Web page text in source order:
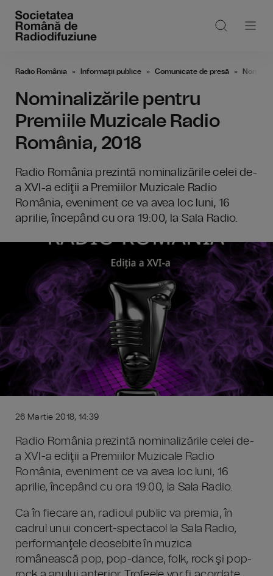
Radio România Informaţii publice Comunicate de presă
Nominalizările pentru
Premiile Muzicale Radio
România, 2018
Radio România prezintă nominalizările celei de-
a XVI-a ediţii a Premiilor Muzicale Radio
România, eveniment ce va avea loc luni, 16
aprilie, începând cu ora 19:00, la Sala Radio.
26 Martie 2018, 14:39
Radio România prezintă nominalizările celei de-
a XVI-a ediţii a Premiilor Muzicale Radio
România, eveniment ce va avea loc luni, 16
aprilie, începând cu ora 19:00, la Sala Radio.
Ca în fiecare an, radioul public va premia, în
cadrul unui concert-spectacol la Sala Radio,
performanţele deosebite în muzica
românească pop, pop-dance, folk, rock şi pop-